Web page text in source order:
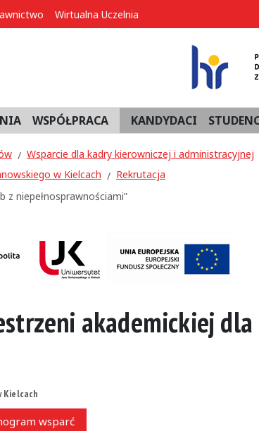
Wirtualna Uczelnia
WSPÓŁPRACA KANDYDACI
Wsparcie dla kadry kierowniczej i administracyjnej
w Kielcach
Rekrutacja
z niepełnosprawnościami”
akademickiej
Kielcach
wsparć